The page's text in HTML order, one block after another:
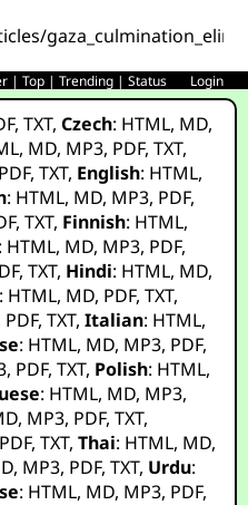
|Top |Trending |Status Login
,TXT,Czech: HTML, MD,
, MD, MP3, PDF,TXT,
PDF,TXT, English: HTML,
: HTML, MD, MP3, PDF,
,TXT, Finnish: HTML,
: HTML, MD, MP3, PDF,
,TXT, Hindi: HTML, MD,
: HTML, MD, PDF,TXT,
PDF,TXT,Italian: HTML,
: HTML, MD, MP3, PDF,
, PDF,TXT, Polish: HTML,
: HTML, MD, MP3,
, MP3, PDF,TXT,
PDF,TXT,Thai: HTML, MD,
, MP3, PDF,TXT, Urdu:
: HTML, MD, MP3, PDF,